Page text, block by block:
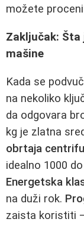
možete
Zaključak: Šta
mašine
Kada se
na nekoliko
da odgovara
kg je zlatna
obrtaja
idealno 1000
Energetska
na duži rok.
zaista koristiti